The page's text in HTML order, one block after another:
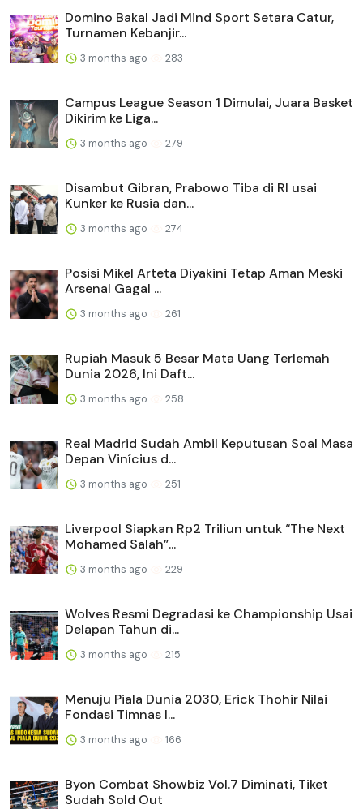
Domino Bakal Jadi Mind Sport Setara Catur,
Turnamen Kebanjir...
3 months ago 283
Campus League Season 1 Dimulai, Juara Basket
Dikirim ke Liga...
3 months ago 279
Disambut Gibran, Prabowo Tiba di RI usai
Kunker ke Rusia dan...
3 months ago 274
Posisi Mikel Arteta Diyakini Tetap Aman Meski
Arsenal Gagal ...
3 months ago 261
Rupiah Masuk 5 Besar Mata Uang Terlemah
Dunia 2026, Ini Daft...
3 months ago 258
Real Madrid Sudah Ambil Keputusan Soal Masa
Depan Vinícius d...
3 months ago 251
Liverpool Siapkan Rp2 Triliun untuk “The Next
Mohamed Salah”...
3 months ago 229
Wolves Resmi Degradasi ke Championship Usai
Delapan Tahun di...
3 months ago 215
Menuju Piala Dunia 2030, Erick Thohir Nilai
Fondasi Timnas I...
3 months ago 166
Byon Combat Showbiz Vol.7 Diminati, Tiket
Sudah Sold Out